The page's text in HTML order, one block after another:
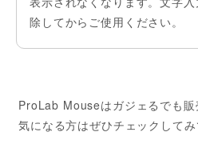
除してからご使用ください。
ProLab Mouseはガジェるでも販
気になる方はぜひチェックしてみ